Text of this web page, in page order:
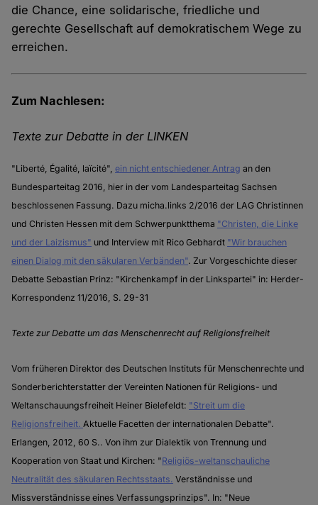
die Chance, eine solidarische, friedliche und
gerechte Gesellschaft auf demokratischem Wege zu
erreichen.
Zum Nachlesen:
Texte zur Debatte in der LINKEN
"Liberté, Égalité, laïcité",ein nicht entschiedener Antrag an den
Bundesparteitag 2016, hier in der vom Landesparteitag Sachsen
beschlossenen Fassung. Dazu micha.links 2/2016 der LAG Christinnen
und Christen Hessen mit dem Schwerpunktthema "Christen, die Linke
und der Laizismus" und Interview mit Rico Gebhardt "Wir brauchen
einen Dialog mit den säkularen Verbänden". Zur Vorgeschichte dieser
Debatte Sebastian Prinz: "Kirchenkampf in der Linkspartei" in: Herder-
Korrespondenz 11/2016, S. 29-31
Texte zur Debatte um das Menschenrecht auf Religionsfreiheit
Vom früheren Direktor des Deutschen Instituts für Menschenrechte und
Sonderberichterstatter der Vereinten Nationen für Religions- und
Weltanschauungsfreiheit Heiner Bielefeldt: "Streit um die
Religionsfreiheit. Aktuelle Facetten der internationalen Debatte".
Erlangen, 2012, 60 S.. Von ihm zur Dialektik von Trennung und
Kooperation von Staat und Kirchen: "Religiös-weltanschauliche
Neutralität des säkularen Rechtsstaats. Verständnisse und
Missverständnisse eines Verfassungsprinzips". In: "Neue